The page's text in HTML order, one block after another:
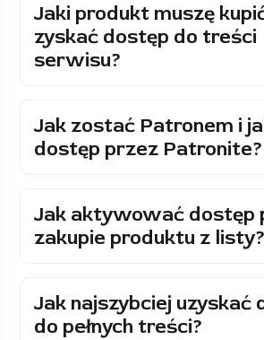
Jaki produkt muszę
zyskać dostęp do treści
serwisu?
Jak zostać Patronem i
dostęp przez Patronite?
Jak aktywować dostęp
zakupie produktu z listy?
Jak najszybciej uzyskać
do pełnych treści?